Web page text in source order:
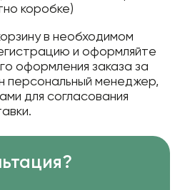
коробке)
в необходимом
и оформляйте
оформления заказа за
персональный менеджер,
для согласования